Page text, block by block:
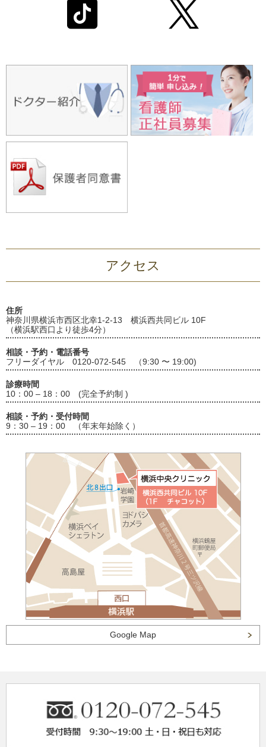
アクセス
住所
神奈川県横浜市西区北幸1-2-13 横浜西共同ビル 10F
（横浜駅西口より徒歩4分）
相談・予約・電話番号
フリーダイヤル 0120-072-545 （9:30 〜 19:00)
診療時間
10：00 – 18：00 (完全予約制 )
相談・予約・受付時間
9：30 – 19：00 （年末年始除く）
Google Map